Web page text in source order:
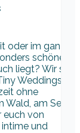
oder im ganz
schönen
liegt? Wir sind
Weddings
ohne
am See
euch von
und